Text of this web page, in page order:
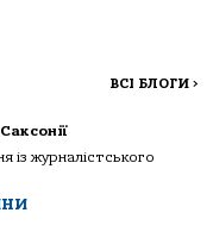
ВСІ БЛОГИ >
із журналістського